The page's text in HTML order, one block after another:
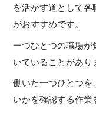
を活かす道として
がおすすめです。
一つひとつの職場が
いていることがあり
働いた一つひとつを
いかを確認する作業